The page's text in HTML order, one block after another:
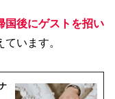
国後にゲストを招い
います。